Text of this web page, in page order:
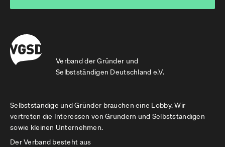
Verband der Gründer und
Selbstständigen Deutschland e.V.
Selbstständige und Gründer brauchen eine Lobby. Wir
vertreten die Interessen von Gründern und Selbstständigen
sowie kleinen Unternehmen.
Der Verband besteht aus